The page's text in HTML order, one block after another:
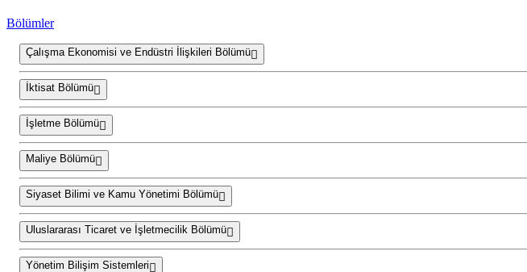
Bölümler
Çalışma Ekonomisi ve Endüstri İlişkileri Bölümü
İktisat Bölümü
İşletme Bölümü
Maliye Bölümü
Siyaset Bilimi ve Kamu Yönetimi Bölümü
Uluslararası Ticaret ve İşletmecilik Bölümü
Yönetim Bilişim Sistemleri